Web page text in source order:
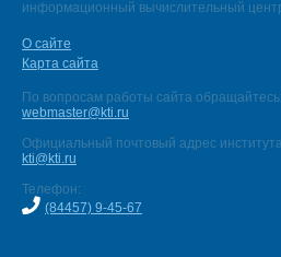
информационный вычислительный
О сайте
Карта сайта
По вопросам работы сайта обращайтесь:
webmaster@kti.ru
Официальный почтовый адрес
kti@kti.ru
Телефон:
(84457) 9-45-67